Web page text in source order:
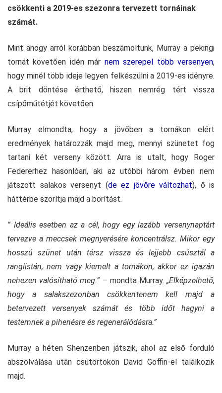
csökkenti a 2019-es szezonra tervezett tornáinak
számát.
Mint ahogy arról korábban beszámoltunk, Murray a pekingi
tornát követően idén már nem szerepel több versenyen,
hogy minél több ideje legyen felkészülni a 2019-es idényre.
A brit döntése érthető, hiszen nemrég tért vissza
csípőműtétjét követően.
Murray elmondta, hogy a jövőben a tornákon elért
eredmények határozzák majd meg, mennyi szünetet fog
tartani két verseny között. Arra is utalt, hogy Roger
Federerhez hasonlóan, aki az utóbbi három évben nem
játszott salakos versenyt (de ez jövőre változhat), ő is
háttérbe szorítja majd a borítást.
” Ideális esetben az a cél, hogy egy lazább versenynaptárt
tervezve a meccsek megnyerésére koncentrálsz. Mikor egy
hosszú szünet után térsz vissza és lejjebb csúsztál a
ranglistán, nem vagy kiemelt a tornákon, akkor ez igazán
nehezen valósítható meg.” – mondta Murray.„Elképzelhető,
hogy a salakszezonban csökkentenem kell majd a
betervezett versenyek számát és több időt hagyni a
testemnek a pihenésre és regenerálódásra.”
Murray a héten Shenzenben játszik, ahol az első forduló
abszolválása után csütörtökön David Goffin-el találkozik
majd.